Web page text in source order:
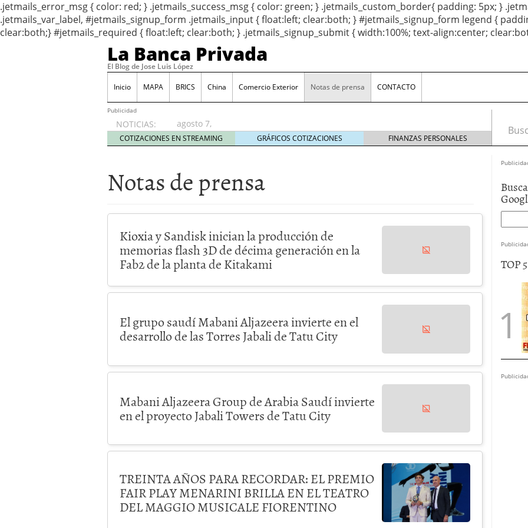
.jetmails_error_msg { color: red; } .jetmails_success_msg { color: green; } .jetmails_custom_border{ padding: 5px; }
.jetmails_var_label, #jetmails_signup_form .jetmails_input { float:left; clear:both; } #jetmails_signup_form legend {
clear:both;} #jetmails_required { float:left; clear:both; } .jetmails_signup_submit { width:100%; text-align:center;
La Banca Privada
El Blog de Jose Luis López
Inicio MAPA BRICS China Comercio Exterior Notas de prensa CONTACTO
Publicidad
NOTICIAS:
agosto 7,
2026
COTIZACIONES EN STREAMING GRÁFICOS COTIZACIONES FINANZAS PERSONALES
Notas de prensa
Kioxia y Sandisk inician la producción de
memorias flash 3D de décima generación en la
Fab2 de la planta de Kitakami
El grupo saudí Mabani Aljazeera invierte en el
desarrollo de las Torres Jabali de Tatu City
Mabani Aljazeera Group de Arabia Saudí invierte
en el proyecto Jabali Towers de Tatu City
TREINTA AÑOS PARA RECORDAR: EL PREMIO
FAIR PLAY MENARINI BRILLA EN EL TEATRO
DEL MAGGIO MUSICALE FIORENTINO
TOP